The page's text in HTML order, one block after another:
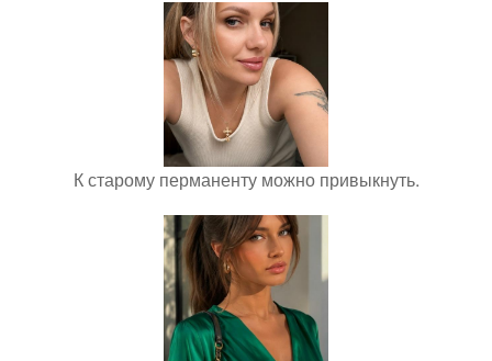
К старому перманенту можно привыкнуть.